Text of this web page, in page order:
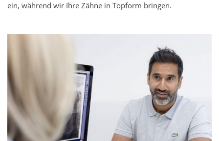
ein, während wir Ihre Zähne in Topform bringen.